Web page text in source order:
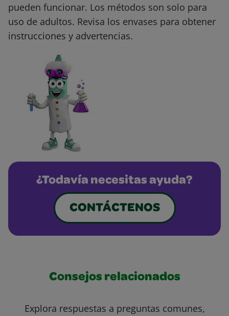
pueden funcionar. Los métodos son solo para
uso de adultos. Revisa los envases para obtener
instrucciones y advertencias.
¿Todavía necesitas ayuda?
CONTÁCTENOS
Consejos relacionados
Explora respuestas a preguntas comunes,